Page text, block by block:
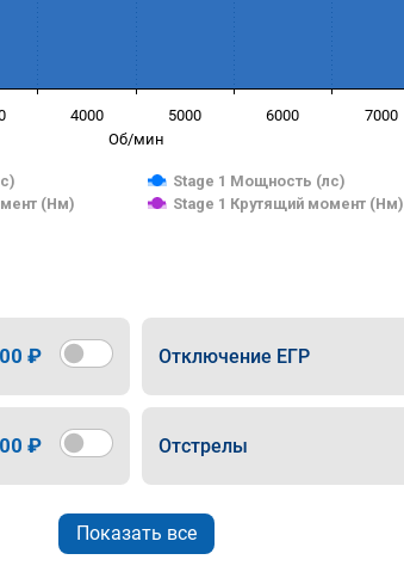
Об/мин
Stage 1 Мощность (лс)
(Нм)
Stage 1 Крутящий момент (Нм)
4000 5000 6000 7000
₽ Отключение ЕГР
₽ Отстрелы
Показать все